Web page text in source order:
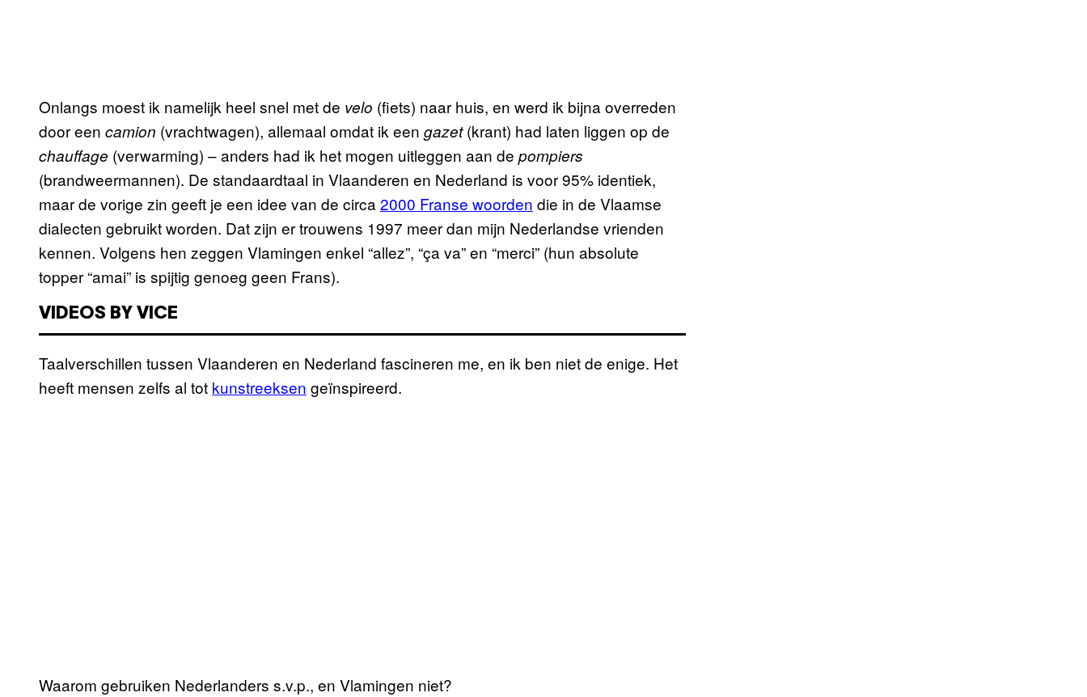
Onlangs moest ik namelijk heel snel met de velo (fiets) naar huis, en werd ik bijna overreden
door een camion (vrachtwagen), allemaal omdat ik een gazet(krant) had laten liggen op de
chauffage (verwarming) – anders had ik het mogen uitleggen aan de pompiers
(brandweermannen). De standaardtaal in Vlaanderen en Nederland is voor 95% identiek,
maar de vorige zin geeft je een idee van de circa 2000 Franse woorden die in de Vlaamse
dialecten gebruikt worden. Dat zijn er trouwens 1997 meer dan mijn Nederlandse vrienden
kennen. Volgens hen zeggen Vlamingen enkel “allez”, “ça va” en “merci” (hun absolute
topper “amai” is spijtig genoeg geen Frans).
VIDEOS BY VICE
Taalverschillen tussen Vlaanderen en Nederland fascineren me, en ik ben niet de enige. Het
heeft mensen zelfs al tot kunstreeksen geïnspireerd.
Waarom gebruiken Nederlanders s.v.p., en Vlamingen niet?